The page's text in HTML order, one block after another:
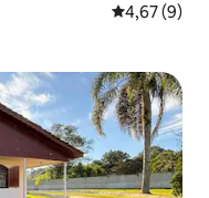
Évaluation
4,67 (9)